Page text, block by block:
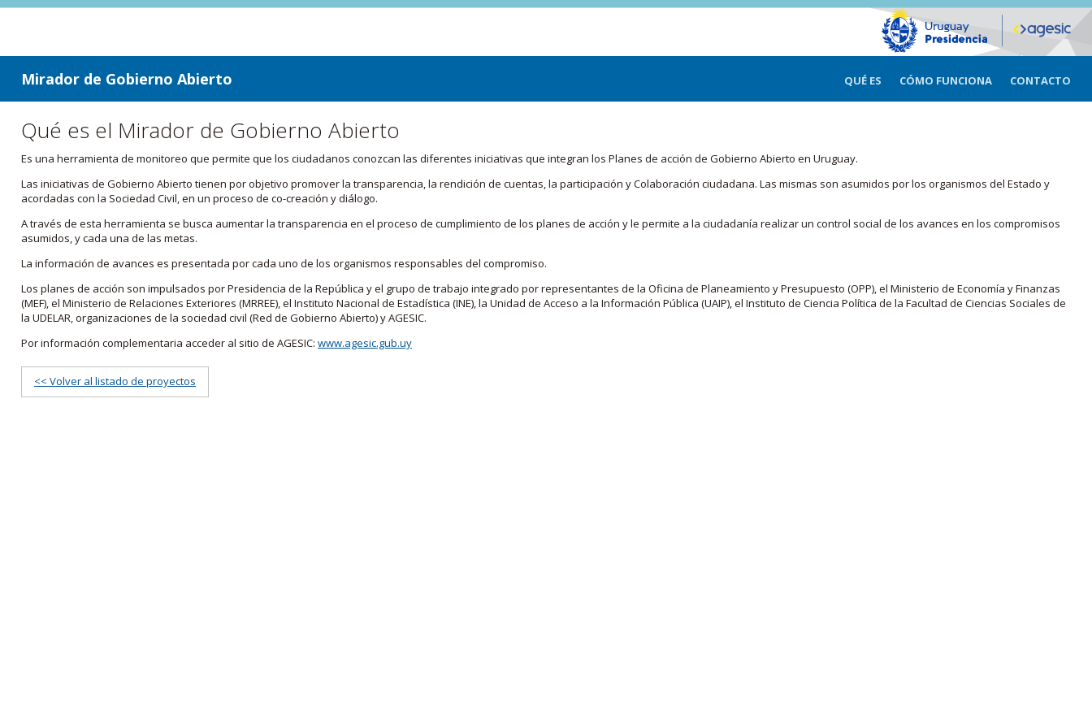
ir a contenido
ir al menú
Mirador de Gobierno Abierto QUÉ ES CÓMO FUNCIONA CONTACTO
Qué es el Mirador de Gobierno Abierto
Es una herramienta de monitoreo que permite que los ciudadanos conozcan las diferentes iniciativas que integran los Planes de acción de Gobierno Abierto en Uruguay.
Las iniciativas de Gobierno Abierto tienen por objetivo promover la transparencia, la rendición de cuentas, la participación y Colaboración ciudadana. Las mismas son asumidos por los organismos del Estado y
acordadas con la Sociedad Civil, en un proceso de co-creación y diálogo.
A través de esta herramienta se busca aumentar la transparencia en el proceso de cumplimiento de los planes de acción y le permite a la ciudadanía realizar un control social de los avances en los compromisos
asumidos, y cada una de las metas.
La información de avances es presentada por cada uno de los organismos responsables del compromiso.
Los planes de acción son impulsados por Presidencia de la República y el grupo de trabajo integrado por representantes de la Oficina de Planeamiento y Presupuesto (OPP), el Ministerio de Economía y Finanzas
(MEF), el Ministerio de Relaciones Exteriores (MRREE), el Instituto Nacional de Estadística (INE), la Unidad de Acceso a la Información Pública (UAIP), el Instituto de Ciencia Política de la Facultad de Ciencias Sociales de
la UDELAR, organizaciones de la sociedad civil (Red de Gobierno Abierto) y AGESIC.
Por información complementaria acceder al sitio de AGESIC: www.agesic.gub.uy
<< Volver al listado de proyectos